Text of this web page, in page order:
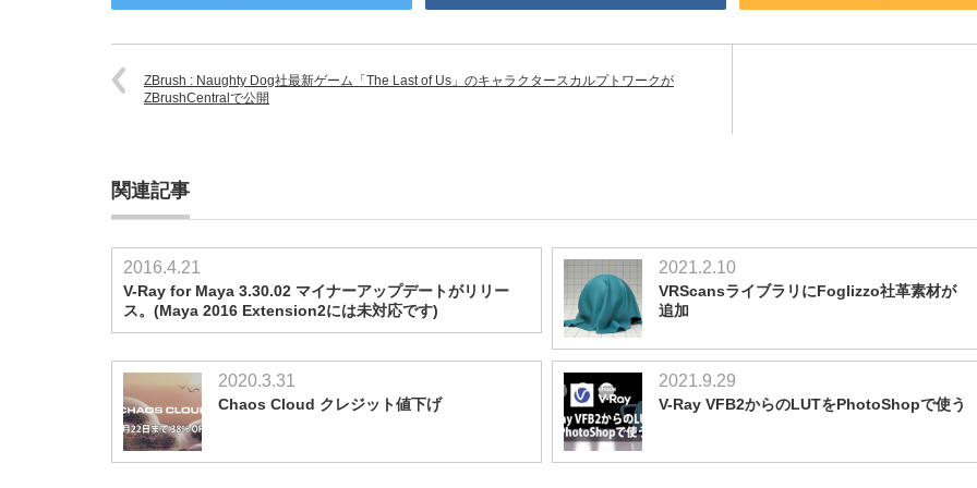
ZBrush : Naughty Dog社最新ゲーム「The Last of Us」のキャラクタースカルプトワークが
ZBrushCentralで公開
関連記事
2016.4.21
V-Ray for Maya 3.30.02 マイナーアップデートがリリー
ス。(Maya 2016 Extension2には未対応です)
2021.2.10
VRScansライブラリにFoglizzo社革素材が
追加
2020.3.31
Chaos Cloud クレジット値下げ
2021.9.29
V-Ray VFB2からのLUTをPhotoShopで使う